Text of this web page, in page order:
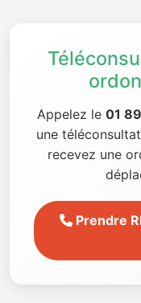
Appelez le 01
une
recevez une
Prendre